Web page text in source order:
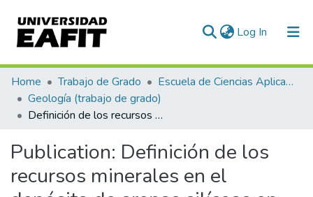
Log In (current)
Communities & Collections
All of DSpace
Home Trabajo de Grado
Escuela de Ciencias Aplicadas e Ingeniería
Geología (trabajo de grado)
Definición de los recursos minerales en el depósito de arenas silíceas en Ebéjico, Antioquia, Colombia
Publication: Definición de los
recursos minerales en el